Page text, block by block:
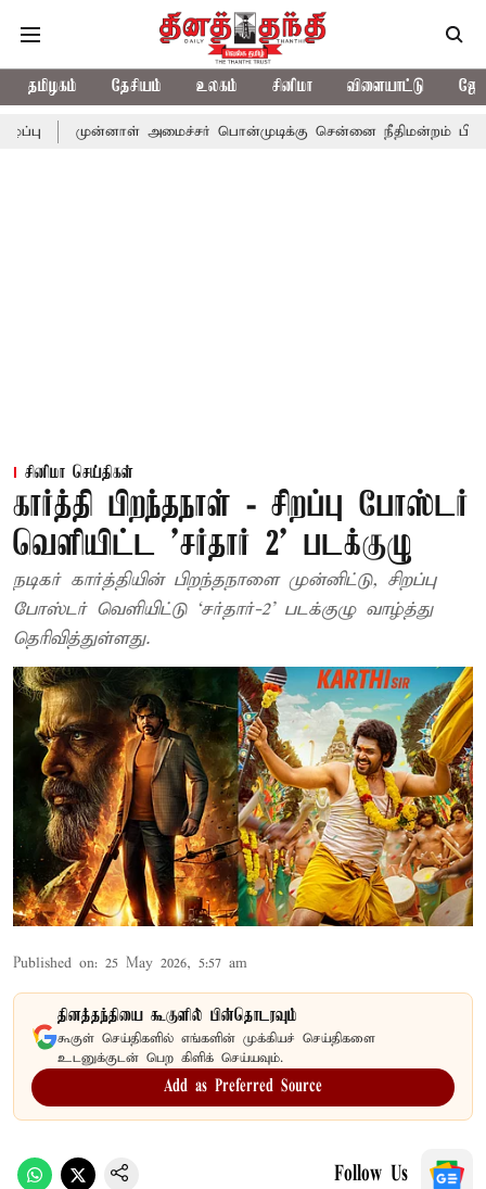
தமிழகம் தேசியம் உலகம் சினிமா விளையாட்டு
அமைச்சர் பொன்முடிக்கு சென்னை நீதிமன்றம் பிடிவாராண்ட்
சினிமா செய்திகள்
கார்த்தி பிறந்தநாள் - சிறப்பு போஸ்டர்
வெளியிட்ட 'சர்தார் 2' படக்குழு
நடிகர் கார்த்தியின் பிறந்தநாளை முன்னிட்டு, சிறப்பு
போஸ்டர் வெளியிட்டு ‘சர்தார்-2’ படக்குழு வாழ்த்து
தெரிவித்துள்ளது.
Published on: 25 May 2026, 5:57 am
தினத்தந்தியை கூகுளில் பின்தொடரவும்
கூகுள் செய்திகளில் எங்களின் முக்கியச் செய்திகளை
உடனுக்குடன் பெற கிளிக் செய்யவும்.
Add as Preferred Source
Follow Us